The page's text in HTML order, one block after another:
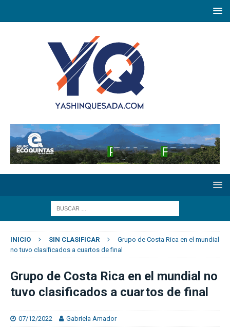
INICIO SIN CLASIFICAR
Grupo de Costa Rica en el mundial
no tuvo clasificados a cuartos de final
Grupo de Costa Rica en el mundial no
tuvo clasificados a cuartos de final
07/12/2022 Gabriela Amador